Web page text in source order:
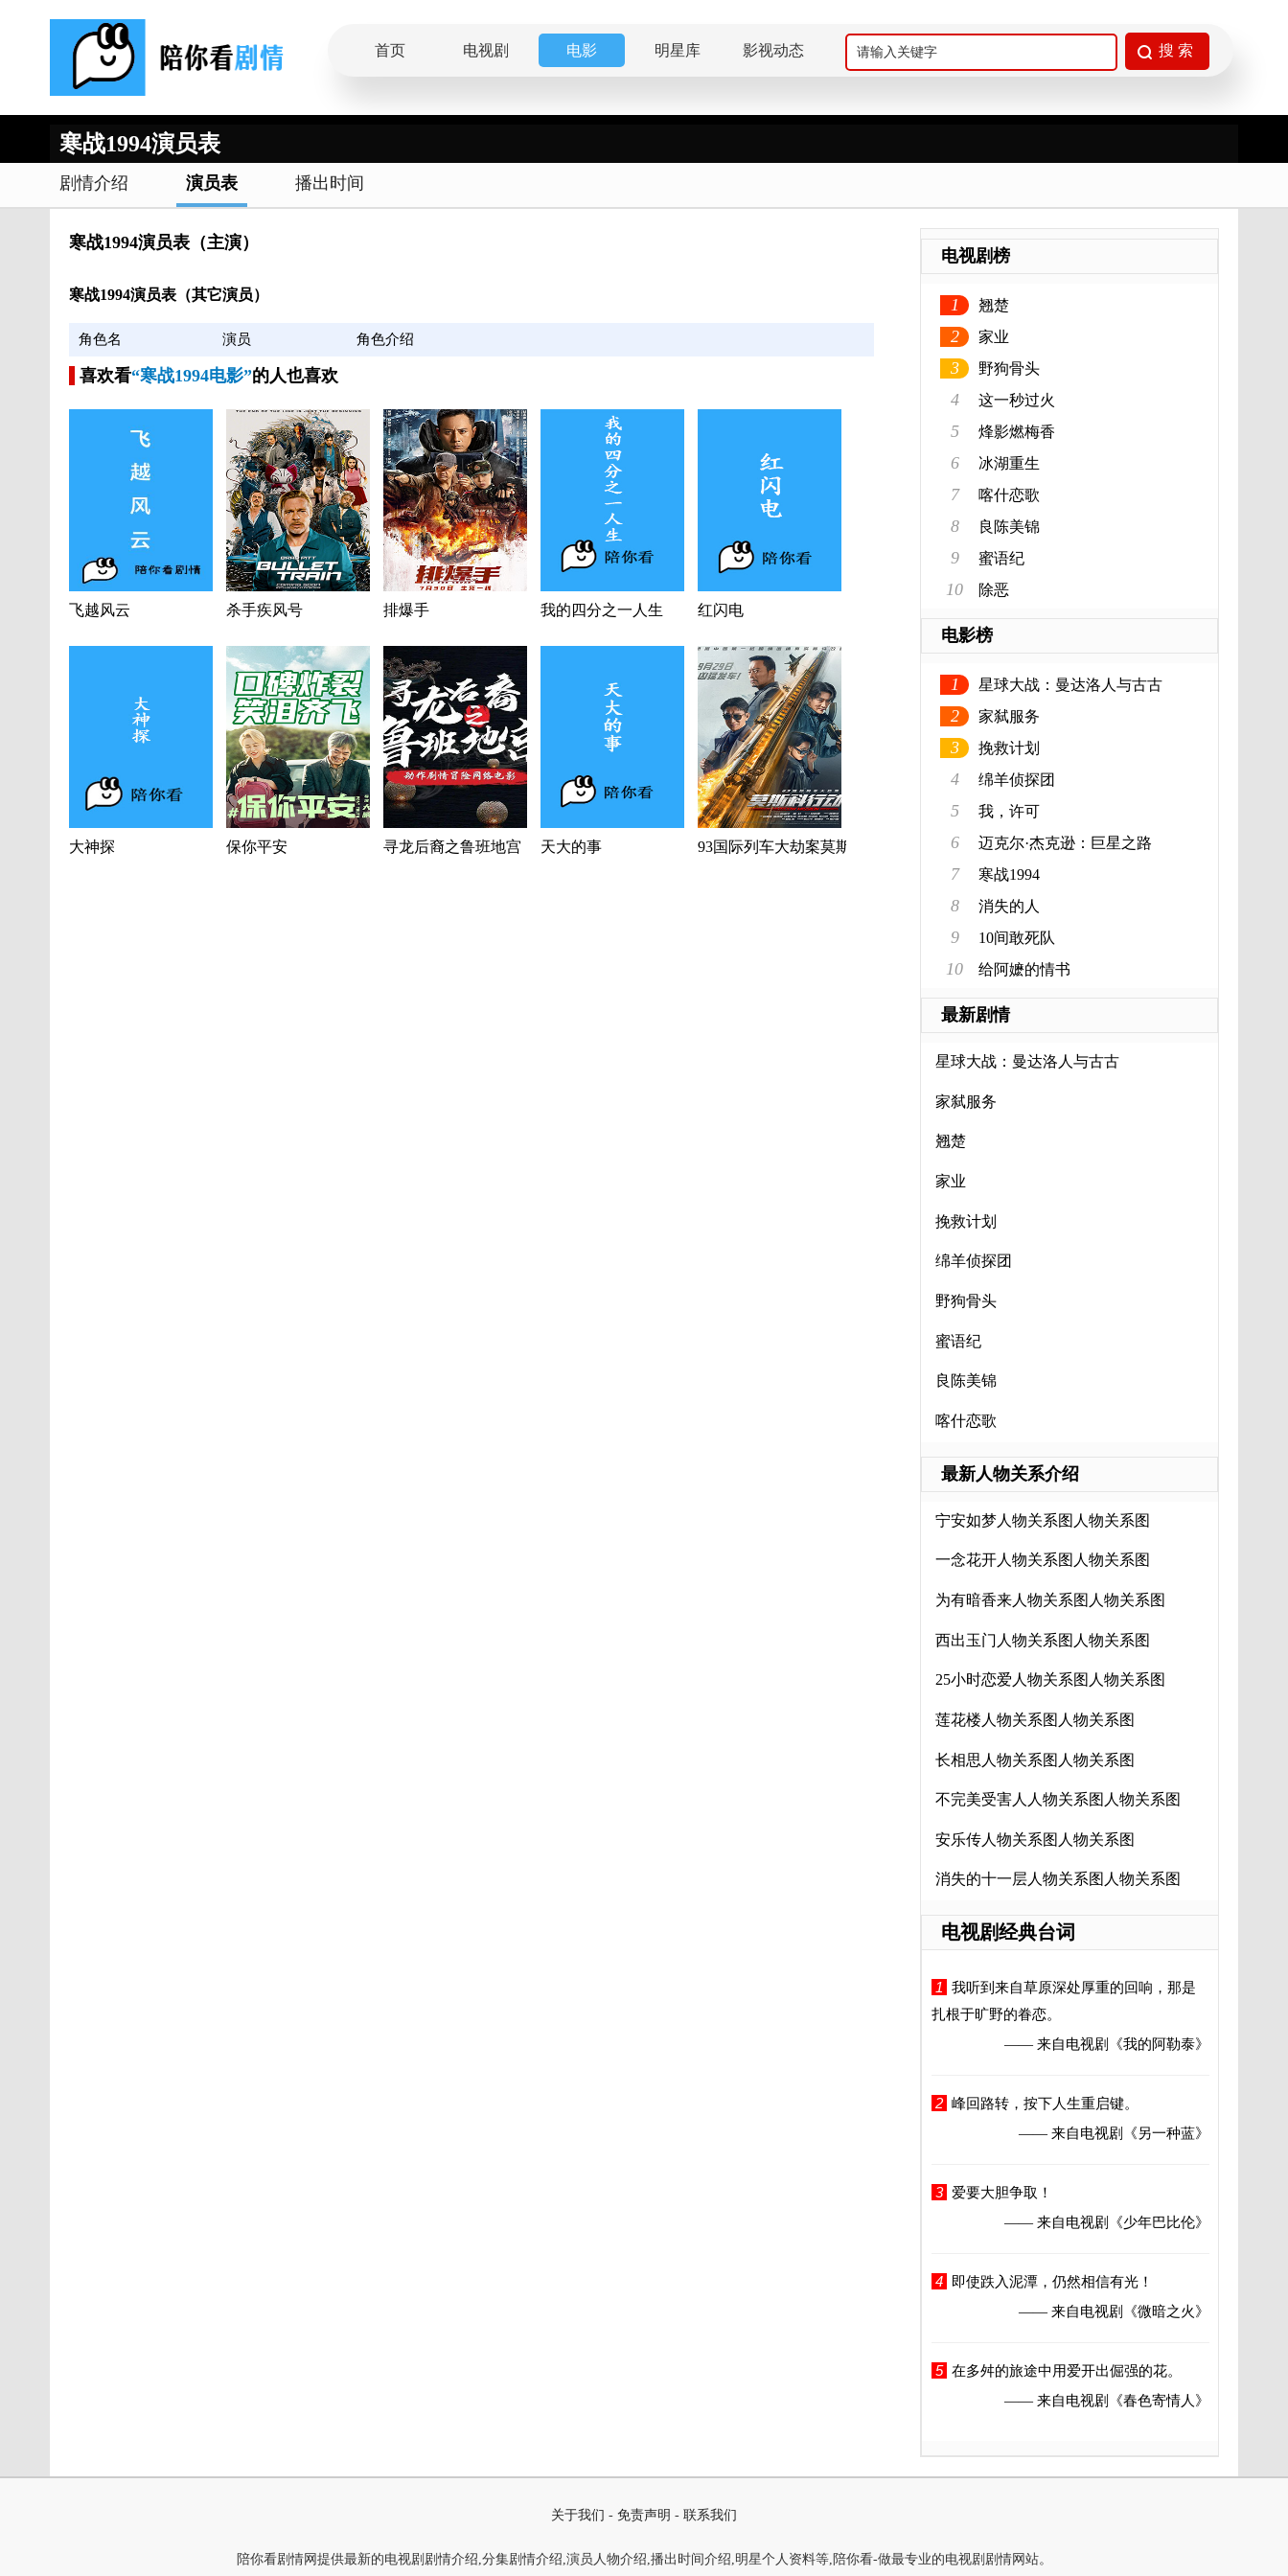
首页 电视剧 电影 明星库 影视动态
寒战1994演员表
剧情介绍 演员表 播出时间
寒战1994演员表（主演）
寒战1994演员表（其它演员）
角色名 演员 角色介绍
喜欢看“寒战1994电影”的人也喜欢
飞越风云 杀手疾风号 排爆手 我的四分之一人生 红闪电
大神探 保你平安 寻龙后裔之鲁班地宫 天大的事 93国际列车大劫案莫斯科行动
电视剧榜
1 翘楚
2 家业
3 野狗骨头
4 这一秒过火
5 烽影燃梅香
6 冰湖重生
7 喀什恋歌
8 良陈美锦
9 蜜语纪
10 除恶
电影榜
1 星球大战：曼达洛人与古古
2 家弑服务
3 挽救计划
4 绵羊侦探团
5 我，许可
6 迈克尔·杰克逊：巨星之路
7 寒战1994
8 消失的人
9 10间敢死队
10 给阿嬷的情书
最新剧情
星球大战：曼达洛人与古古
家弑服务
翘楚
家业
挽救计划
绵羊侦探团
野狗骨头
蜜语纪
良陈美锦
喀什恋歌
最新人物关系介绍
宁安如梦人物关系图人物关系图
一念花开人物关系图人物关系图
为有暗香来人物关系图人物关系图
西出玉门人物关系图人物关系图
25小时恋爱人物关系图人物关系图
莲花楼人物关系图人物关系图
长相思人物关系图人物关系图
不完美受害人人物关系图人物关系图
安乐传人物关系图人物关系图
消失的十一层人物关系图人物关系图
电视剧经典台词
1
我听到来自草原深处厚重的回响，那是
扎根于旷野的眷恋。
—— 来自电视剧
《我的阿勒泰》
2 峰回路转，按下人生重启键。
—— 来自电视剧
《另一种蓝》
3
爱要大胆争取！
—— 来自电视剧
《少年巴比伦》
4
即使跌入泥潭，仍然相信有光！
—— 来自电视剧
《微暗之火》
5 在多舛的旅途中用爱开出倔强的花。
—— 来自电视剧
《春色寄情人》
关于我们 - 免责声明 - 联系我们
陪你看剧情网提供最新的电视剧剧情介绍,分集剧情介绍,演员人物介绍,播出时间介绍,明星个人资料等,陪你看-做最专业的电视剧剧情网站。